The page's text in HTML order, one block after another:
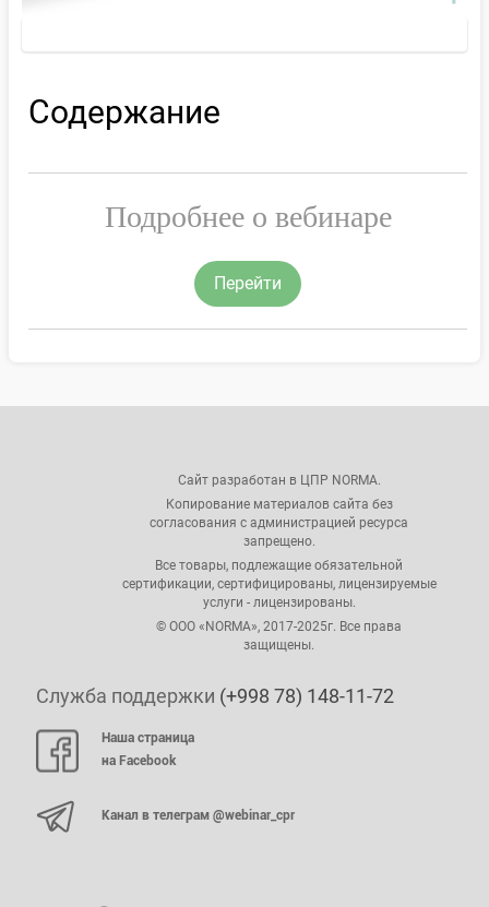
Содержание
Подробнее о вебинаре
Перейти
Сайт разработан в ЦПР NORMA.
Копирование материалов сайта без
согласования с администрацией ресурса
запрещено.
Все товары, подлежащие обязательной
сертификации, сертифицированы, лицензируемые
услуги - лицензированы.
© ООО «NORMA», 2017-2025г. Все права
защищены.
Служба поддержки (+998 78) 148-11-72
Наша страница
на Facebook
Канал в телеграм @webinar_cpr